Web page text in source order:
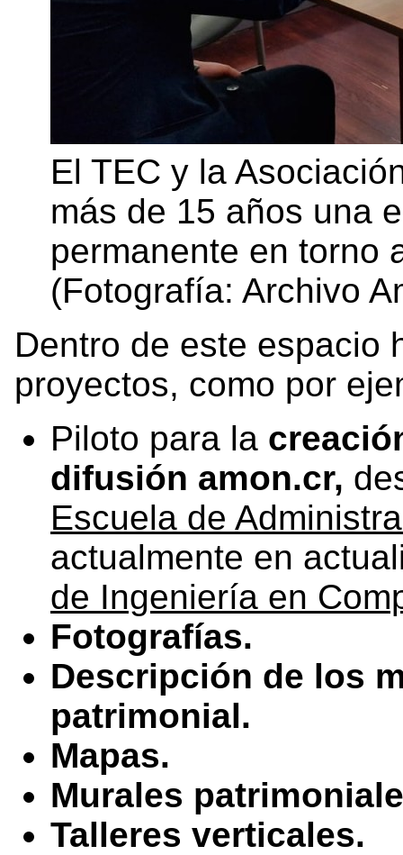
El TEC y la
más de 15 años una
permanente en torno
(Fotografía: Archivo
Dentro de este espacio
proyectos, como por
Piloto para la
difusión amon.cr,
Escuela de
actualmente en
de Ingeniería en
Fotografías.
Descripción de los
patrimonial.
Mapas.
Murales
Talleres verticales.